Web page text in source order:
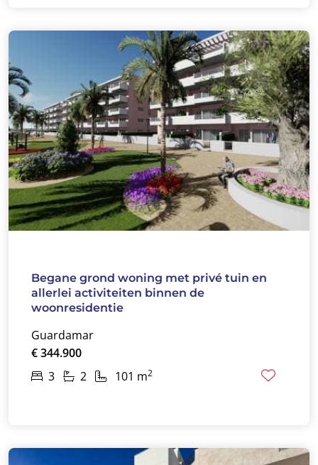
Begane grond woning met privé tuin en
allerlei activiteiten binnen de
woonresidentie
Guardamar
€ 344.900
3
2 101 m2